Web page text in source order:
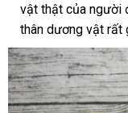
hàng
vật thật quà
tặng
của người
thân dương vật đổi
trả
rất